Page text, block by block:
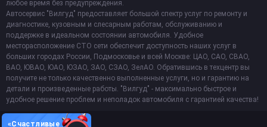
любое время без предупреждения.
Автосервис "Вилгуд" предоставляет большой спектр услуг по ремонту и
диагностике, кузовным и слесарным работам, обслуживанию и
поддержке в идеальном состоянии автомобиля. Удобное
месторасположение СТО сети обеспечит доступность наших услуг в
больших городах России, Подмосковье и всей Москве: ЦАО, САО, СВАО,
ВАО, ЮВАО, ЮАО, ЮЗАО, ЗАО, СЗАО, ЗелАО. Обратившись в техцентр вы
получите не только качественно выполненные услуги, но и гарантию на
детали и произведенные работы. "Вилгуд" - максимально быстрое и
удобное решение проблем и неполадок автомобиля с гарантией качества!
«Счастливые